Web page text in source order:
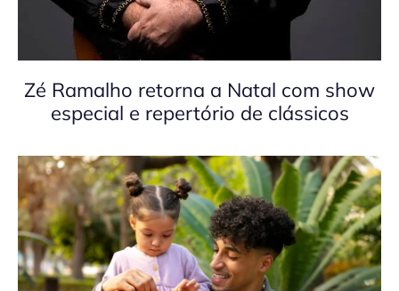
Zé Ramalho retorna a Natal com show
especial e repertório de clássicos